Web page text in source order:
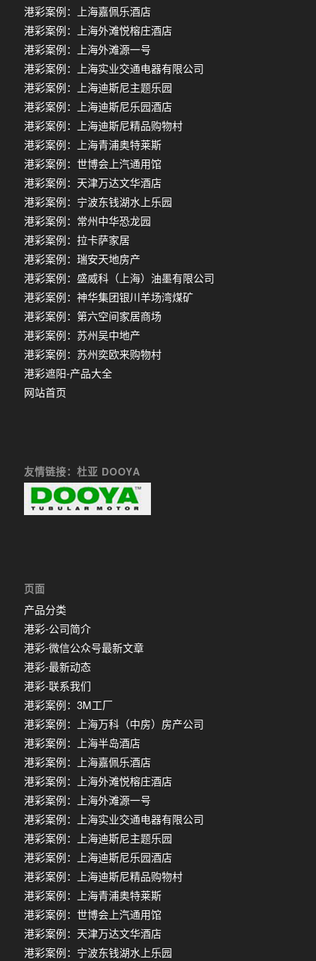
港彩案例：上海嘉佩乐酒店
港彩案例：上海外滩悦榕庄酒店
港彩案例：上海外滩源一号
港彩案例：上海实业交通电器有限公司
港彩案例：上海迪斯尼主题乐园
港彩案例：上海迪斯尼乐园酒店
港彩案例：上海迪斯尼精品购物村
港彩案例：上海青浦奥特莱斯
港彩案例：世博会上汽通用馆
港彩案例：天津万达文华酒店
港彩案例：宁波东钱湖水上乐园
港彩案例：常州中华恐龙园
港彩案例：拉卡萨家居
港彩案例：瑞安天地房产
港彩案例：盛威科（上海）油墨有限公司
港彩案例：神华集团银川羊场湾煤矿
港彩案例：第六空间家居商场
港彩案例：苏州吴中地产
港彩案例：苏州奕欧来购物村
港彩遮阳-产品大全
网站首页
友情链接：杜亚 DOOYA
页面
产品分类
港彩-公司简介
港彩-微信公众号最新文章
港彩-最新动态
港彩-联系我们
港彩案例：3M工厂
港彩案例：上海万科（中房）房产公司
港彩案例：上海半岛酒店
港彩案例：上海嘉佩乐酒店
港彩案例：上海外滩悦榕庄酒店
港彩案例：上海外滩源一号
港彩案例：上海实业交通电器有限公司
港彩案例：上海迪斯尼主题乐园
港彩案例：上海迪斯尼乐园酒店
港彩案例：上海迪斯尼精品购物村
港彩案例：上海青浦奥特莱斯
港彩案例：世博会上汽通用馆
港彩案例：天津万达文华酒店
港彩案例：宁波东钱湖水上乐园